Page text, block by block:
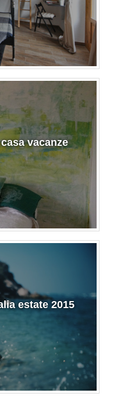
vacanze
estate 2015